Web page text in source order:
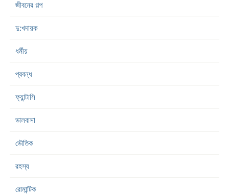
জীবনের গল্প
দু:খদায়ক
ধর্মীয়
প্রবন্ধ
ফ্যান্টাসি
ভালবাসা
ভৌতিক
রহস্য
রোমান্টিক